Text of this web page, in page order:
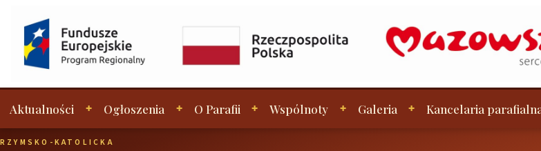
Aktualności Ogłoszenia O Parafii Wspólnoty Galeria Kancelaria
RZYMSKO-KATOLICKA